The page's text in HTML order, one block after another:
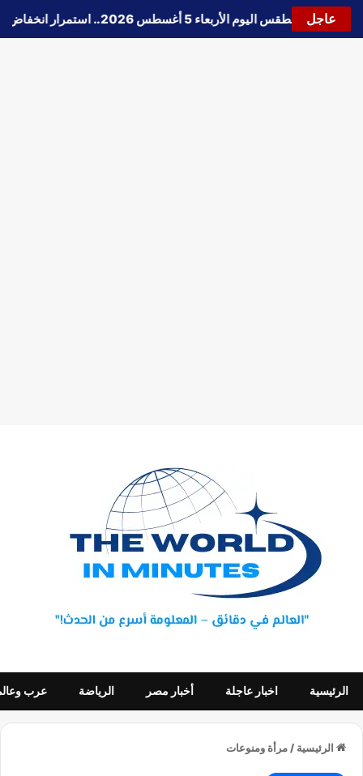
عاجل 🔵حالة الطقس اليوم الأربعاء 5 أغسطس 2026.. استمرار انخفاض الحرارة وتحذيرات من الشبورة واضطراب الملاحة
الرئيسية اخبار عاجلة أخبار مصر الرياضة عرب
الرئيسية / مرأة ومنوعات